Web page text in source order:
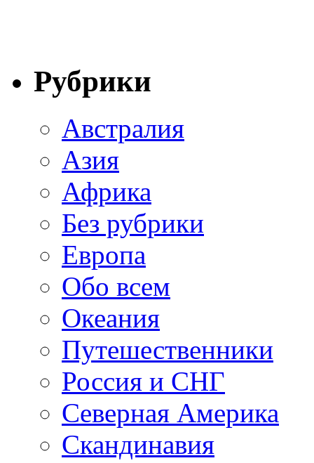
Рубрики
Австралия
Азия
Африка
Без рубрики
Европа
Обо всем
Океания
Путешественники
Россия и СНГ
Северная Америка
Скандинавия